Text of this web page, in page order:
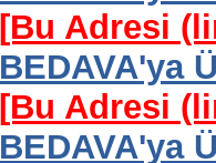
[Bu Adresi
BEDAVA'ya
[Bu Adresi
BEDAVA'ya